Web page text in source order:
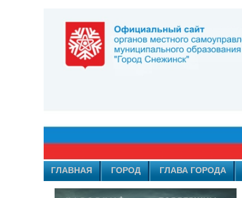
ГЛАВНАЯ ГОРОД ГЛАВА ГОРОДА